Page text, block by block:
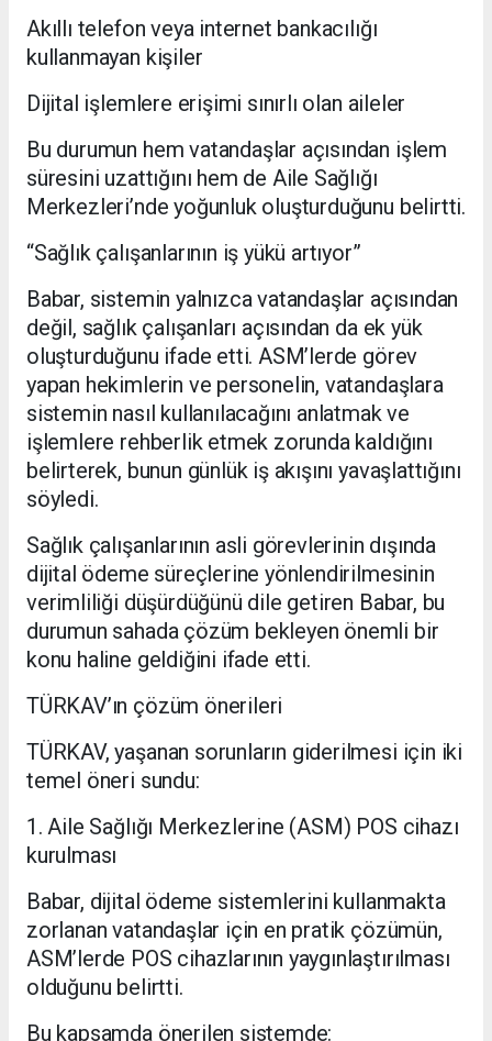
Akıllı telefon veya internet bankacılığı
kullanmayan kişiler
Dijital işlemlere erişimi sınırlı olan aileler
Bu durumun hem vatandaşlar açısından işlem
süresini uzattığını hem de Aile Sağlığı
Merkezleri’nde yoğunluk oluşturduğunu belirtti.
“Sağlık çalışanlarının iş yükü artıyor”
Babar, sistemin yalnızca vatandaşlar açısından
değil, sağlık çalışanları açısından da ek yük
oluşturduğunu ifade etti. ASM’lerde görev
yapan hekimlerin ve personelin, vatandaşlara
sistemin nasıl kullanılacağını anlatmak ve
işlemlere rehberlik etmek zorunda kaldığını
belirterek, bunun günlük iş akışını yavaşlattığını
söyledi.
Sağlık çalışanlarının asli görevlerinin dışında
dijital ödeme süreçlerine yönlendirilmesinin
verimliliği düşürdüğünü dile getiren Babar, bu
durumun sahada çözüm bekleyen önemli bir
konu haline geldiğini ifade etti.
TÜRKAV’ın çözüm önerileri
TÜRKAV, yaşanan sorunların giderilmesi için iki
temel öneri sundu:
1. Aile Sağlığı Merkezlerine (ASM) POS cihazı
kurulması
Babar, dijital ödeme sistemlerini kullanmakta
zorlanan vatandaşlar için en pratik çözümün,
ASM’lerde POS cihazlarının yaygınlaştırılması
olduğunu belirtti.
Bu kapsamda önerilen sistemde: